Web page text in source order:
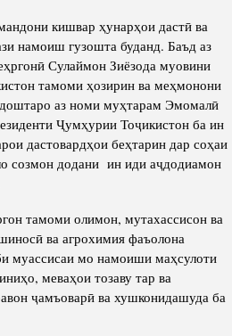
кишвар ҳунарҳои дастӣ ва
намоиш гузошта буданд. Баъд аз
Сулаймон Зиёзода муовини
тамоми ҳозирин ва меҳмонони
аз номи муҳтарам Эмомалӣ
Ҷумҳурии Тоҷикистон ба ин
дастовардҳои беҳтарин дар соҳаи
созмон додани ин иди аҷдодиамон
тамоми олимон, мутахассисон ва
ва агрохимия фаъолона
муассисаи мо намоиши маҳсулоти
меваҳои тозаву тар ва
ҷамъоварӣ ва хушконидашуда ба